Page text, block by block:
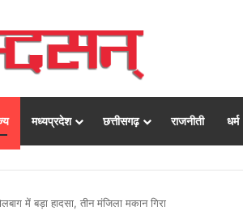
मध्यप्रदेश छत्तीसगढ़ राजनीती धर्म
में बड़ा हादसा, तीन मंजिला मकान गिरा